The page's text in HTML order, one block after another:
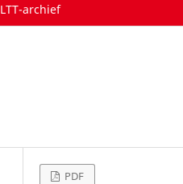
LTT-archief
PDF